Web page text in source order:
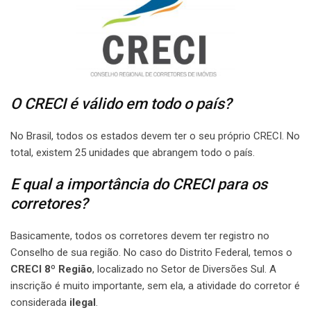
O CRECI é válido em todo o país?
No Brasil, todos os estados devem ter o seu próprio CRECI. No
total, existem 25 unidades que abrangem todo o país.
E qual a importância do CRECI para os
corretores?
Basicamente, todos os corretores devem ter registro no
Conselho de sua região. No caso do Distrito Federal, temos o
CRECI 8º Região, localizado no Setor de Diversões Sul. A
inscrição é muito importante, sem ela, a atividade do corretor é
considerada ilegal.